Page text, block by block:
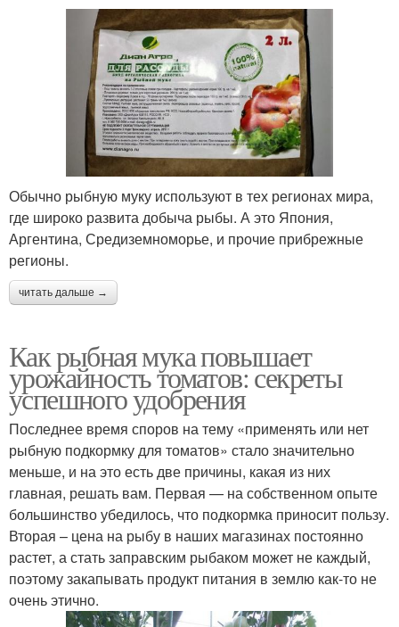
Обычно рыбную муку используют в тех регионах мира,
где широко развита добыча рыбы. А это Япония,
Аргентина, Средиземноморье, и прочие прибрежные
регионы.
читать дальше →
Как рыбная мука повышает
урожайность томатов: секреты
успешного удобрения
Последнее время споров на тему «применять или нет
рыбную подкормку для томатов» стало значительно
меньше, и на это есть две причины, какая из них
главная, решать вам. Первая — на собственном опыте
большинство убедилось, что подкормка приносит пользу.
Вторая – цена на рыбу в наших магазинах постоянно
растет, а стать заправским рыбаком может не каждый,
поэтому закапывать продукт питания в землю как-то не
очень этично.